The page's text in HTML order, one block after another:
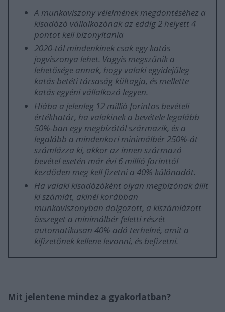
A munkaviszony vélelmének megdöntéséhez a
kisadózó vállalkozónak az eddig 2 helyett 4
pontot kell bizonyítania
2020-tól mindenkinek csak egy katás
jogviszonya lehet. Vagyis megszűnik a
lehetősége annak, hogy valaki egyidejűleg
katás betéti társaság kültagja, és mellette
katás egyéni vállalkozó legyen.
Hiába a jelenleg 12 millió forintos bevételi
értékhatár, ha valakinek a bevétele legalább
50%-ban egy megbízótól származik, és a
legalább a mindenkori minimálbér 250%-át
számlázza ki, akkor az innen származó
bevétel esetén már évi 6 millió forinttól
kezdőden meg kell fizetni a 40% különadót.
Ha valaki kisadózóként olyan megbízónak állít
ki számlát, akinél korábban
munkaviszonyban dolgozott, a kiszámlázott
összeget a minimálbér feletti részét
automatikusan 40% adó terhelné, amit a
kifizetőnek kellene levonni, és befizetni.
Mit jelentene mindez a gyakorlatban?